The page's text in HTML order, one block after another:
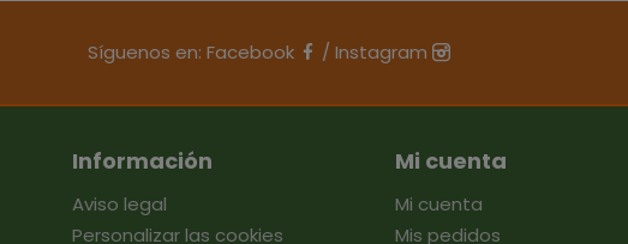
Síguenos en: Facebook / Instagram
Información
Aviso legal
Personalizar las cookies
Mi cuenta
Mi cuenta
Mis pedidos